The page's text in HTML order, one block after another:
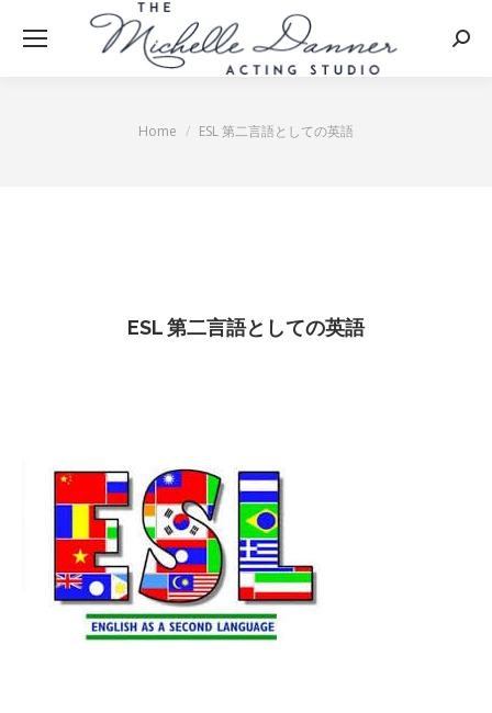
You are here:
Home ESL 第二言語としての英語
ESL 第二言語としての英語